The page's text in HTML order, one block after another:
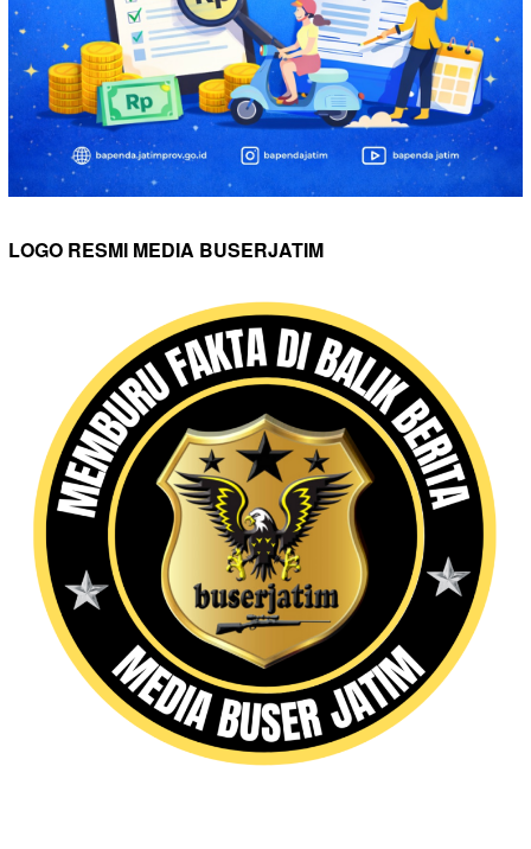
LOGO RESMI MEDIA BUSERJATIM